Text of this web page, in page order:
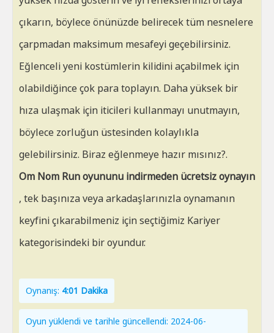
çıkarın, böylece önünüzde belirecek tüm nesnelere
çarpmadan maksimum mesafeyi geçebilirsiniz.
Eğlenceli yeni kostümlerin kilidini açabilmek için
olabildiğince çok para toplayın. Daha yüksek bir
hıza ulaşmak için iticileri kullanmayı unutmayın,
böylece zorluğun üstesinden kolaylıkla
gelebilirsiniz. Biraz eğlenmeye hazır mısınız?.
Om Nom Run oyununu indirmeden ücretsiz oynayın
, tek başınıza veya arkadaşlarınızla oynamanın
keyfini çıkarabilmeniz için seçtiğimiz Kariyer
kategorisindeki bir oyundur.
Oynanış: 4:01 Dakika
Oyun yüklendi ve tarihle güncellendi: 2024-06-